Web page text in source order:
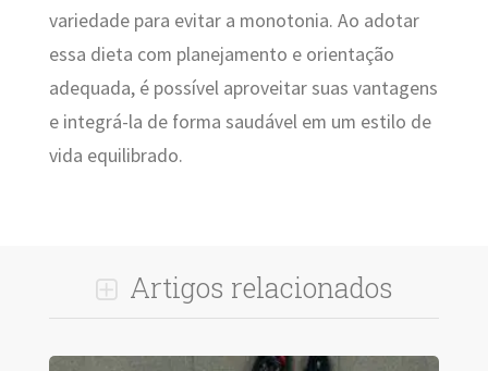
variedade para evitar a monotonia. Ao adotar
essa dieta com planejamento e orientação
adequada, é possível aproveitar suas vantagens
e integrá-la de forma saudável em um estilo de
vida equilibrado.
Artigos relacionados